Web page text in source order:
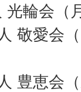
光輪会（
会（
会（